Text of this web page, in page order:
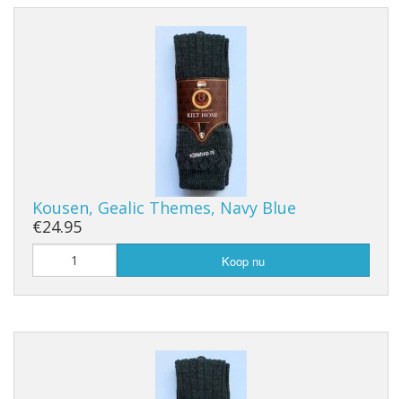
Kousen, Gealic Themes, Navy Blue
€24.95
Koop nu